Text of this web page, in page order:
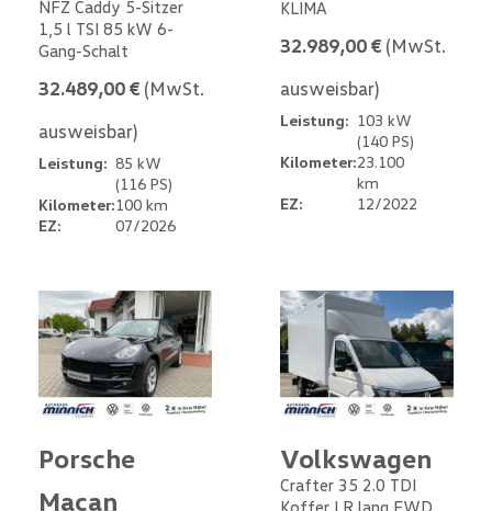
NFZ Caddy 5-Sitzer
1,5 l TSI 85 kW 6-
Gang-Schalt
32.489,00 € (MwSt.
ausweisbar)
Leistung: 85 kW
(116 PS)
Kilometer:100 km
EZ:
07/2026
KLIMA
32.989,00 € (MwSt.
ausweisbar)
Leistung: 103 kW
(140 PS)
Kilometer:23.100
km
EZ:
12/2022
Porsche
Macan
Volkswagen
Crafter 35 2.0 TDI
Koffer LR lang FWD